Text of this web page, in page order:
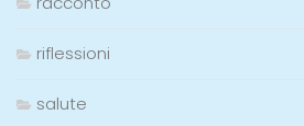
riflessioni
salute